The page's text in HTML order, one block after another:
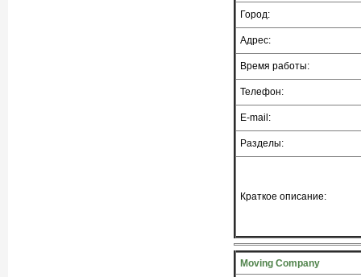
Город:
Адрес:
Время работы:
Телефон:
E-mail:
Разделы:
Краткое описание:
Moving Company